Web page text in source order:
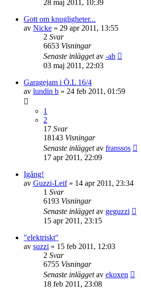
28 maj 2011, 10:39
Gott om knugligheter...
av Nicke » 29 apr 2011, 13:55
2 Svar
6653 Visningar
Senaste inläggetav -ah
03 maj 2011, 22:03
Garagejam i Ö.L 16/4
av lundin b » 24 feb 2011, 01:59
1
2
17 Svar
18143 Visningar
Senaste inläggetav franssos
17 apr 2011, 22:09
Igång!
av Guzzi-Leif» 14 apr 2011, 23:34
1 Svar
6193 Visningar
Senaste inläggetav geguzzi
15 apr 2011, 23:15
"elektriskt"
av suzzi » 15 feb 2011, 12:03
2 Svar
6755 Visningar
Senaste inläggetav ekoxen
18 feb 2011, 23:08